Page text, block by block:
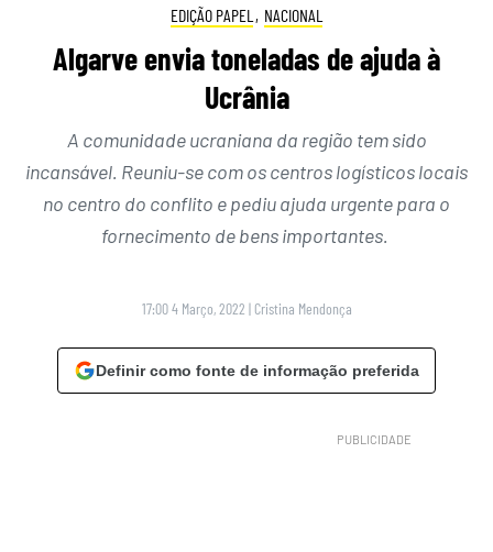
EDIÇÃO PAPEL , NACIONAL
Algarve envia toneladas de ajuda à
Ucrânia
A comunidade ucraniana da região tem sido
incansável. Reuniu-se com os centros logísticos locais
no centro do conflito e pediu ajuda urgente para o
fornecimento de bens importantes.
17:00 4 Março, 2022 | Cristina Mendonça
Definir como fonte de informação preferida